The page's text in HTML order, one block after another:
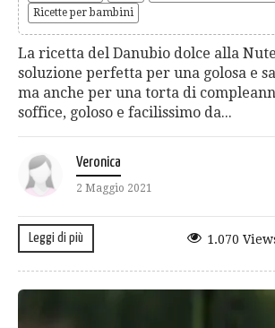
Ricette per bambini
La ricetta del Danubio dolce alla
soluzione perfetta per una golosa e
ma anche per una torta di
soffice, goloso e facilissimo da...
Veronica
2 Maggio 2021
Leggi di più 1.070